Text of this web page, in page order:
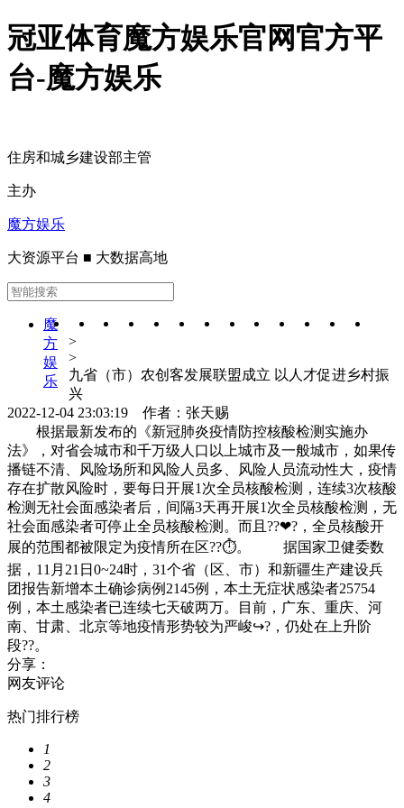
冠亚体育魔方娱乐官网官方平
台-魔方娱乐
住房和城乡建设部主管
主办
魔方娱乐
大资源平台 ■ 大数据高地
魔
方
娱
乐
>
>
九省（市）农创客发展联盟成立 以人才促进乡村振
兴
2022-12-04 23:03:19 作者：张天赐
根据最新发布的《新冠肺炎疫情防控核酸检测实施办
法》，对省会城市和千万级人口以上城市及一般城市，如果传
播链不清、风险场所和风险人员多、风险人员流动性大，疫情
存在扩散风险时，要每日开展1次全员核酸检测，连续3次核酸
检测无社会面感染者后，间隔3天再开展1次全员核酸检测，无
社会面感染者可停止全员核酸检测。而且??❤?，全员核酸开
展的范围都被限定为疫情所在区??⏱。 据国家卫健委数
据，11月21日0~24时，31个省（区、市）和新疆生产建设兵
团报告新增本土确诊病例2145例，本土无症状感染者25754
例，本土感染者已连续七天破两万。目前，广东、重庆、河
南、甘肃、北京等地疫情形势较为严峻↪?，仍处在上升阶
段??。
分享：
网友评论
热门排行榜
1
2
3
4